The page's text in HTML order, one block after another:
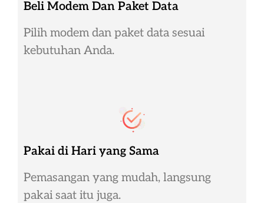
Beli Modem Dan Paket Data
Pilih modem dan paket data sesuai
kebutuhan Anda.
Pakai di Hari yang Sama
Pemasangan yang mudah, langsung
pakai saat itu juga.